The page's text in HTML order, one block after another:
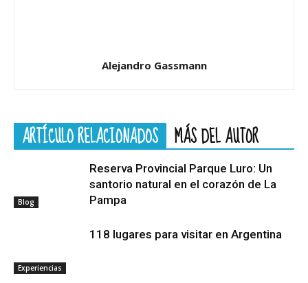
Alejandro Gassmann
ARTÍCULO RELACIONADOS MÁS DEL AUTOR
Blog
Reserva Provincial Parque Luro: Un
santorio natural en el corazón de La
Pampa
Experiencias
118 lugares para visitar en Argentina